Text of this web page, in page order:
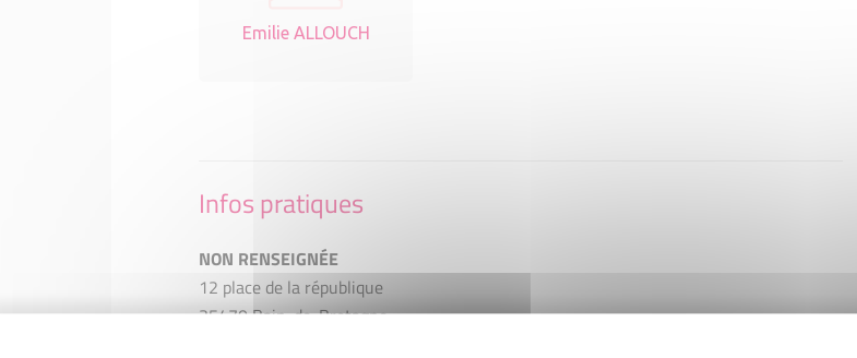
Emilie ALLOUCH
Infos pratiques
NON RENSEIGNÉE
12 place de la république
35470 Bain-de-Bretagne